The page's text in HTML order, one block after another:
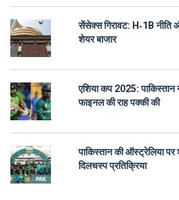
सेंसेक्स गिरावट: H‑1B नीति
शेयर बाजार
एशिया कप 2025: पाकिस्तान
फाइनल की राह पक्की की
पाकिस्तान की ऑस्ट्रेलिया
दिलचस्प प्रतिक्रिया